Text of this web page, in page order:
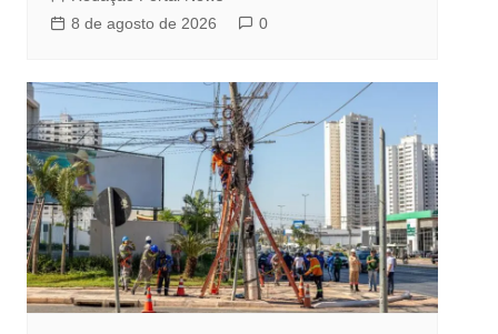
8 de agosto de 2026
0